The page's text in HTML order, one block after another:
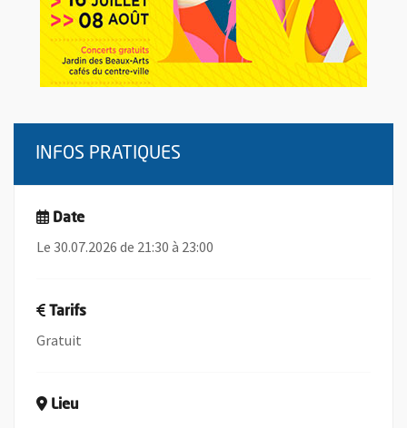
INFOS PRATIQUES
Date
Le 30.07.2026 de 21:30 à 23:00
Tarifs
Gratuit
Lieu